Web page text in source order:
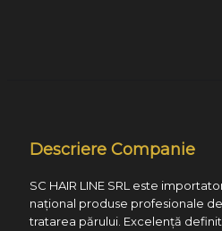
Descriere Companie
SC HAIR LINE SRL este
național produse profesionale
tratarea părului. Excelență